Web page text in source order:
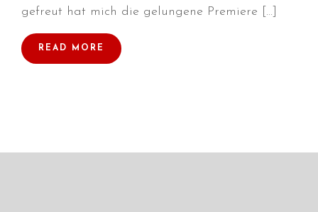
gefreut hat mich die gelungene Premiere […]
READ MORE